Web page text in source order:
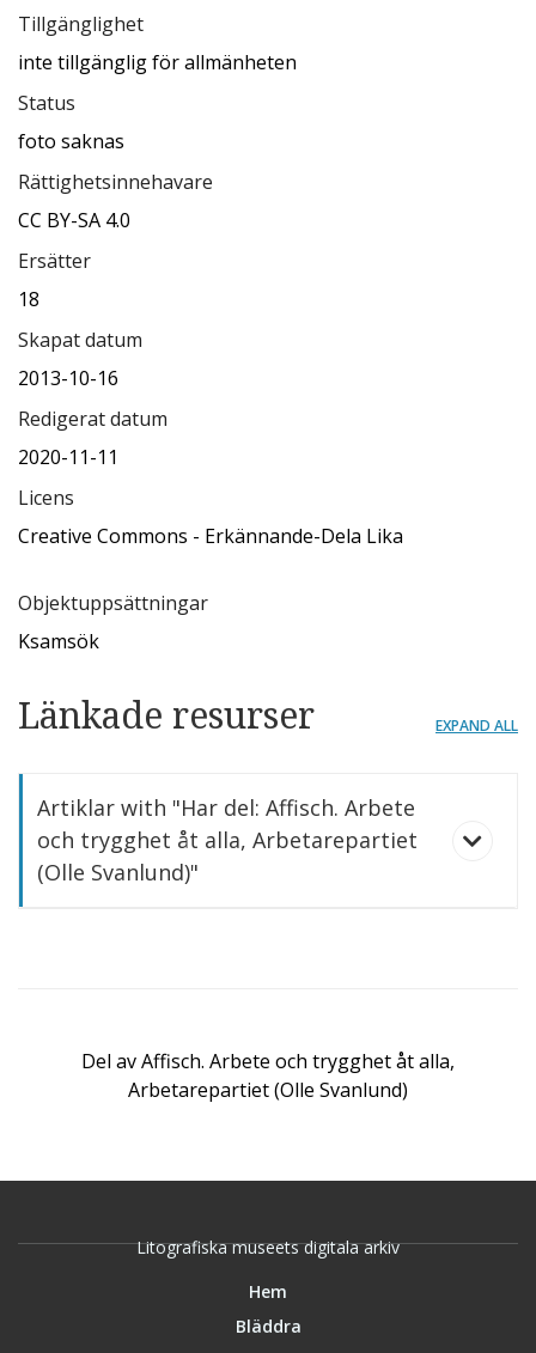
Tillgänglighet
inte tillgänglig för allmänheten
Status
foto saknas
Rättighetsinnehavare
CC BY-SA 4.0
Ersätter
18
Skapat datum
2013-10-16
Redigerat datum
2020-11-11
Licens
Creative Commons - Erkännande-Dela Lika
Objektuppsättningar
Ksamsök
Länkade resurser EXPAND ALL
Artiklar with "Har del: Affisch. Arbete
och trygghet åt alla, Arbetarepartiet
(Olle Svanlund)"
Del avAffisch. Arbete och trygghet åt alla,
Arbetarepartiet (Olle Svanlund)
Litografiska museets digitala arkiv
Hem
Bläddra